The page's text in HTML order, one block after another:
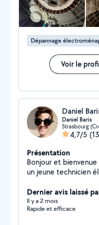
Dépannage
Voir le
Daniel
Daniel Baris
Strasbourg
4,7/5
Présentation
Bonjour et
un jeune technicien
pas ;)
Dernier avis laissé
Il y a 2 mois
Rapide et efficace